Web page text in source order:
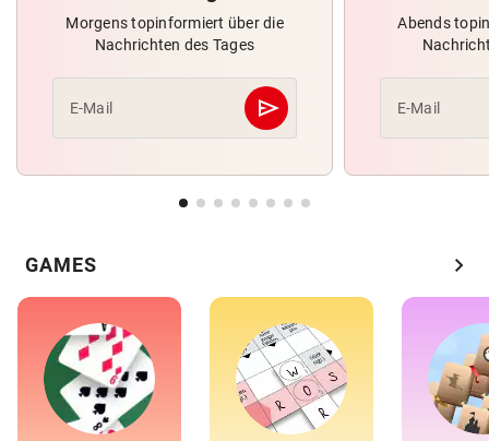
Morgens topinformiert über die
Nachrichten des Tages
E-Mail send
Abschicken
Abends
E-Mail
GAMES chevron_right